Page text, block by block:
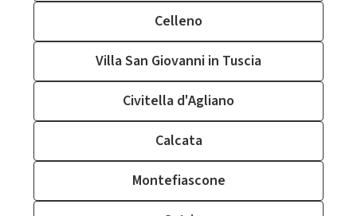
Celleno
Villa San Giovanni in Tuscia
Civitella d'Agliano
Calcata
Montefiascone